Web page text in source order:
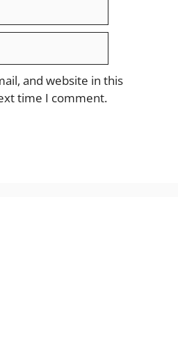
and website in this
time I comment.